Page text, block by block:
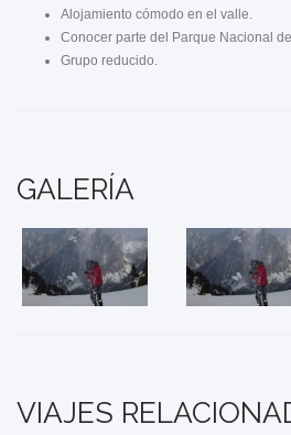
Alojamiento cómodo en el valle.
Conocer parte del Parque Nacional
Grupo reducido.
GALERÍA
VIAJES